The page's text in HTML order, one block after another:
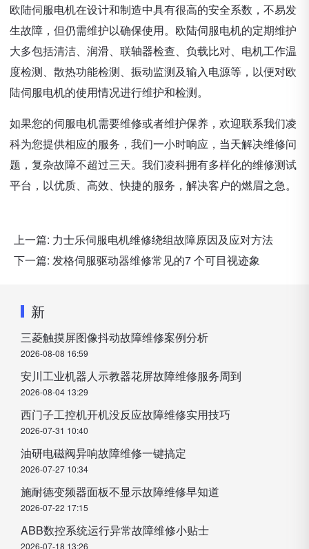
欧陆伺服电机在设计和制造中具有很高的安全系数，不易发
生故障，但仍需维护以确保使用。欧陆伺服电机的定期维护
大多包括清洁、润滑、联轴器检查、负载比对、电机工作温
度检测、散热功能检测、振动监测及输入电源等，以便对欧
陆伺服电机的使用情况进行维护和检测。
如果您的伺服电机需要维修或者维护保养，欢迎联系我们凌
科为您提供相应的服务，我们一小时响应，当天解决维修问
题，复杂故障不超过三天。我们凌科拥有多样化的维修测试
平台，以优质、高效、快捷的服务，解决客户的燃眉之急。
上一篇: 力士乐伺服电机维修绕组故障原因及应对方法
下一篇: 发格伺服驱动器维修常见的7 个可目视迹象
新
三菱触摸屏图像抖动故障维修案例分析
2026-08-08 16:59
安川工业机器人示教器花屏故障维修服务周到
2026-08-04 13:29
西门子工控机开机没反应故障维修实用技巧
2026-07-31 10:40
油研电磁阀异响故障维修一键搞定
2026-07-27 10:34
施耐德变频器面板不显示故障维修早知道
2026-07-22 17:15
ABB数控系统运行异常故障维修小贴士
2026-07-18 13:26